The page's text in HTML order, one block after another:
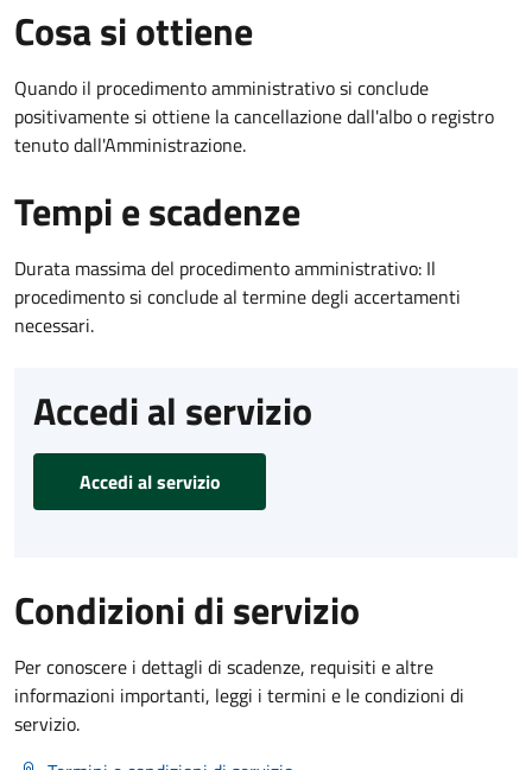
Cosa si ottiene
Quando il procedimento amministrativo si conclude
positivamente si ottiene la cancellazione dall'albo o registro
tenuto dall'Amministrazione.
Tempi e scadenze
Durata massima del procedimento amministrativo: Il
procedimento si conclude al termine degli accertamenti
necessari.
Accedi al servizio
Accedi al servizio
Condizioni di servizio
Per conoscere i dettagli di scadenze, requisiti e altre
informazioni importanti, leggi i termini e le condizioni di
servizio.